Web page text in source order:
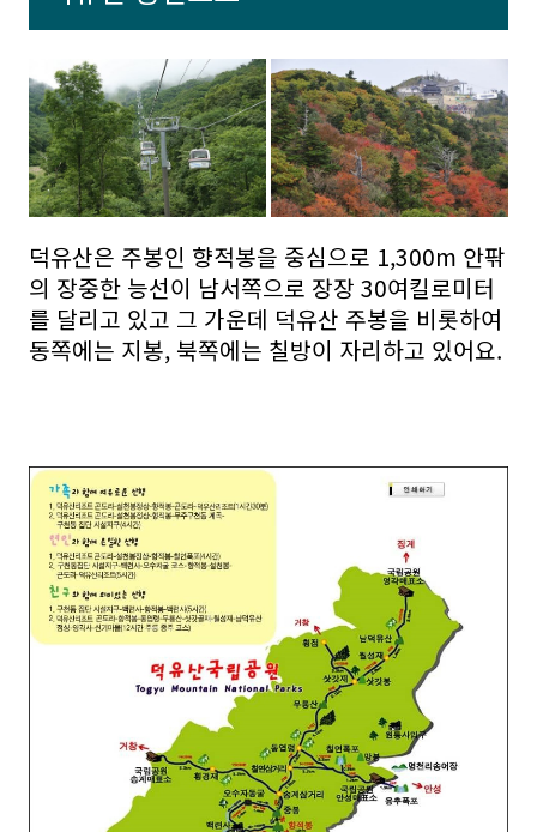
덕유산은 주봉인 향적봉을 중심으로 1,300m 안팎
의 장중한 능선이 남서쪽으로 장장 30여킬로미터
를 달리고 있고 그 가운데 덕유산 주봉을 비롯하여
동쪽에는 지봉, 북쪽에는 칠방이 자리하고 있어요.